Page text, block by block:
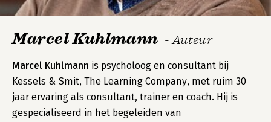
Marcel Kuhlmann - Auteur
Marcel Kuhlmann is psycholoog en consultant bij
Kessels & Smit, The Learning Company, met ruim 30
jaar ervaring als consultant, trainer en coach. Hij is
gespecialiseerd in het begeleiden van